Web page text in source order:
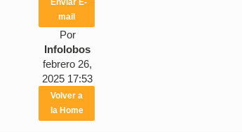
Enviar E-
mail
Por
Infolobos
febrero 26,
2025 17:53
Volver a
la Home